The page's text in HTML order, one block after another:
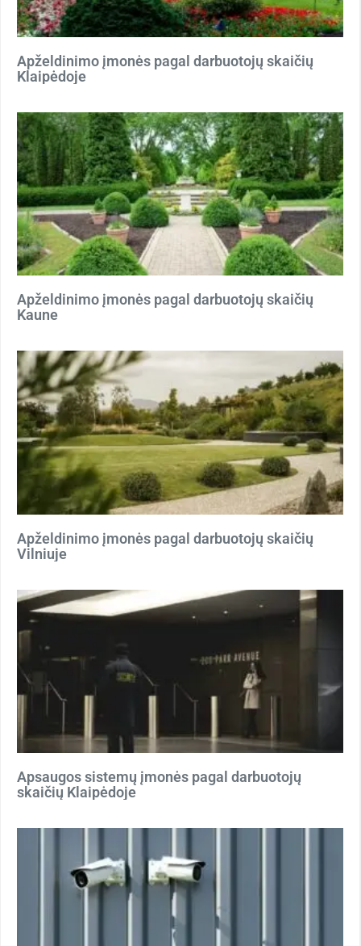
Apželdinimo įmonės pagal darbuotojų skaičių
Klaipėdoje
Apželdinimo įmonės pagal darbuotojų skaičių
Kaune
Apželdinimo įmonės pagal darbuotojų skaičių
Vilniuje
Apsaugos sistemų įmonės pagal darbuotojų
skaičių Klaipėdoje